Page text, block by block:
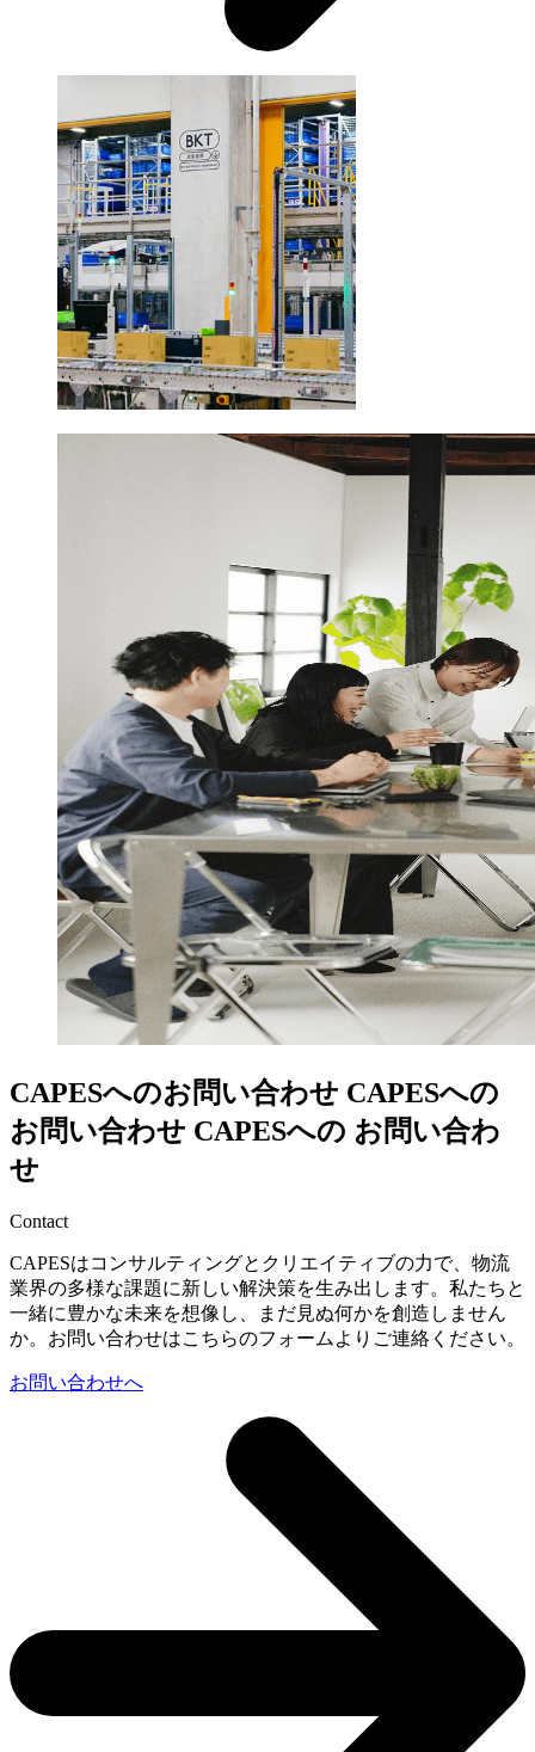
CAPESへのお問い合わせ CAPESへの
お問い合わせ CAPESへの お問い合わ
せ
Contact
CAPESはコンサルティングとクリエイティブの力で、物流
業界の多様な課題に新しい解決策を生み出します。私たちと
一緒に豊かな未来を想像し、まだ見ぬ何かを創造しません
か。お問い合わせはこちらのフォームよりご連絡ください。
お問い合わせへ